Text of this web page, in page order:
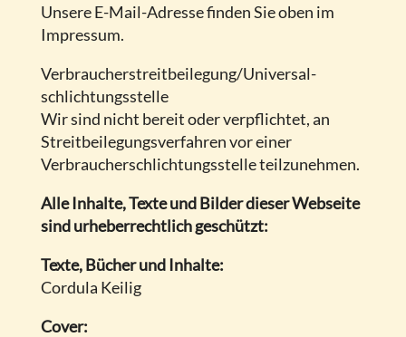
Unsere E-Mail-Adresse finden Sie oben im
Impressum.
Verbraucher­streit­beilegung/Universal­
schlichtungs­stelle
Wir sind nicht bereit oder verpflichtet, an
Streitbeilegungsverfahren vor einer
Verbraucherschlichtungsstelle teilzunehmen.
Alle Inhalte, Texte und Bilder dieser Webseite
sind urheberrechtlich geschützt:
Texte, Bücher und Inhalte:
Cordula Keilig
Cover: